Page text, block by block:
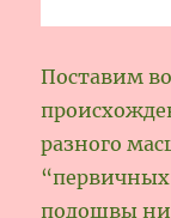
Поставим
разного
подошвы